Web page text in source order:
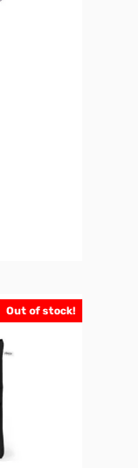
Out of stock!